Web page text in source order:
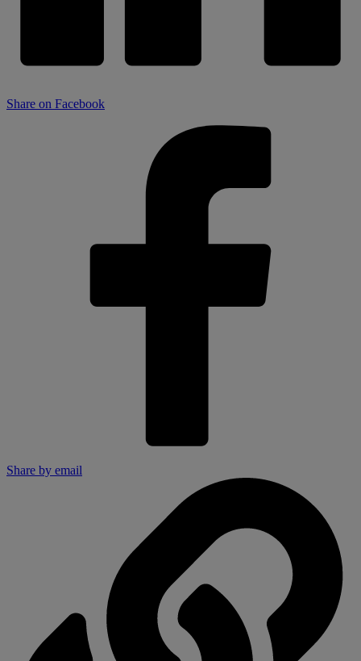
Share on Facebook
Share by email